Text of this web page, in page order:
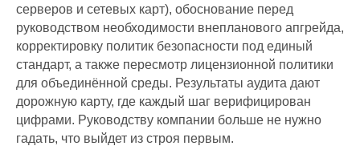
серверов и сетевых карт), обоснование перед
руководством необходимости внепланового апгрейда,
корректировку политик безопасности под единый
стандарт, а также пересмотр лицензионной политики
для объединённой среды. Результаты аудита дают
дорожную карту, где каждый шаг верифицирован
цифрами. Руководству компании больше не нужно
гадать, что выйдет из строя первым.
Удаленные услуги
Комплексные услуги
ИТ-аутсорсинг